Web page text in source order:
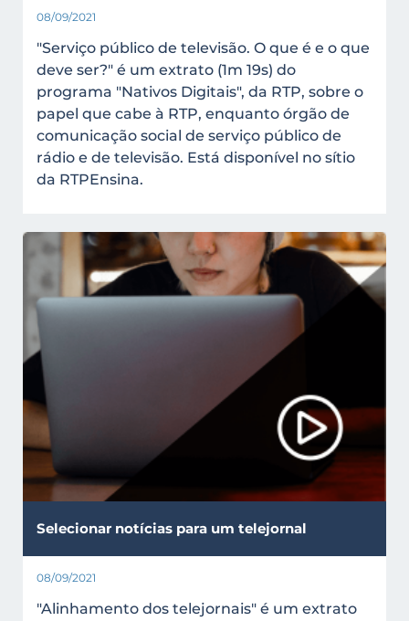
08/09/2021
"Serviço público de televisão. O que é e o que
deve ser?" é um extrato (1m 19s) do
programa "Nativos Digitais", da RTP, sobre o
papel que cabe à RTP, enquanto órgão de
comunicação social de serviço público de
rádio e de televisão. Está disponível no sítio
da RTPEnsina.
Selecionar notícias para um telejornal
08/09/2021
"Alinhamento dos telejornais" é um extrato